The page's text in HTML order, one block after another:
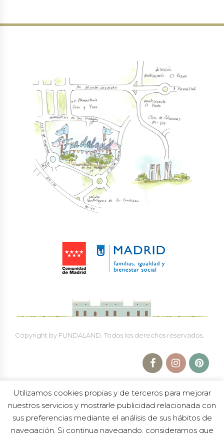
Copyright by FUNDALAND. Todos los derechos reservados.
Utilizamos cookies propias y de terceros para mejorar
nuestros servicios y mostrarle publicidad relacionada con
sus preferencias mediante el análisis de sus hábitos de
navegación. Si continua navegando, consideramos que